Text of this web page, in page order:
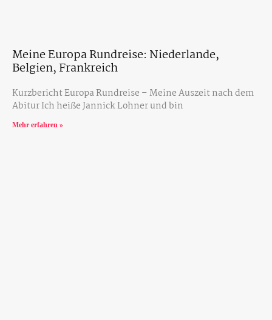
Meine Europa Rundreise: Niederlande,
Belgien, Frankreich
Kurzbericht Europa Rundreise – Meine Auszeit nach dem
Abitur Ich heiße Jannick Lohner und bin
Mehr erfahren »